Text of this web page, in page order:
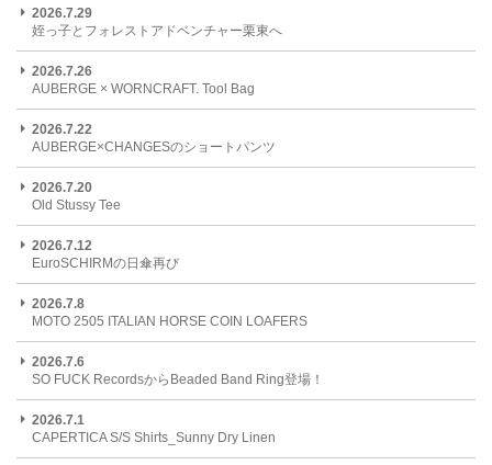
2026.7.29
姪っ子とフォレストアドベンチャー栗東へ
2026.7.26
AUBERGE × WORNCRAFT. Tool Bag
2026.7.22
AUBERGE×CHANGESのショートパンツ
2026.7.20
Old Stussy Tee
2026.7.12
EuroSCHIRMの日傘再び
2026.7.8
MOTO 2505 ITALIAN HORSE COIN LOAFERS
2026.7.6
SO FUCK RecordsからBeaded Band Ring登場！
2026.7.1
CAPERTICA S/S Shirts_Sunny Dry Linen